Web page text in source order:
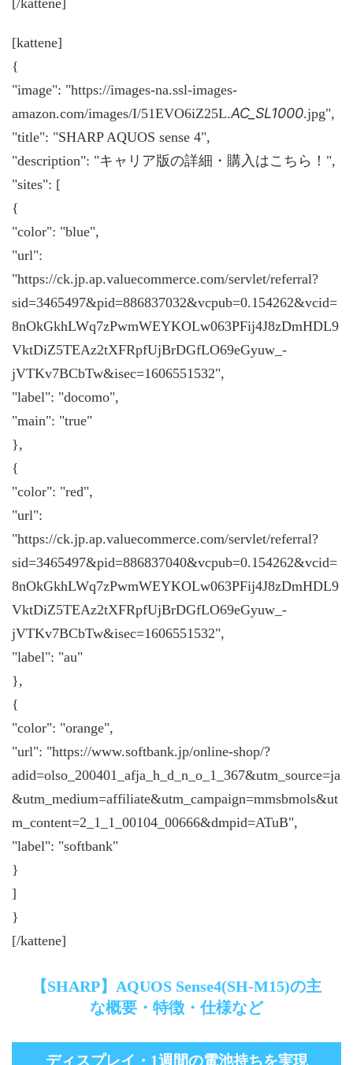
[/kattene]
[kattene]
{
"image": "https://images-na.ssl-images-
amazon.com/images/I/51EVO6iZ25L.AC_SL1000.jpg",
"title": "SHARP AQUOS sense 4",
"description": "キャリア版の詳細・購入はこちら！",
"sites": [
{
"color": "blue",
"url":
"https://ck.jp.ap.valuecommerce.com/servlet/referral?
sid=3465497&pid=886837032&vcpub=0.154262&vcid=
8nOkGkhLWq7zPwmWEYKOLw063PFij4J8zDmHDL9
VktDiZ5TEAz2tXFRpfUjBrDGfLO69eGyuw_-
jVTKv7BCbTw&isec=1606551532",
"label": "docomo",
"main": "true"
},
{
"color": "red",
"url":
"https://ck.jp.ap.valuecommerce.com/servlet/referral?
sid=3465497&pid=886837040&vcpub=0.154262&vcid=
8nOkGkhLWq7zPwmWEYKOLw063PFij4J8zDmHDL9
VktDiZ5TEAz2tXFRpfUjBrDGfLO69eGyuw_-
jVTKv7BCbTw&isec=1606551532",
"label": "au"
},
{
"color": "orange",
"url": "https://www.softbank.jp/online-shop/?
adid=olso_200401_afja_h_d_n_o_1_367&utm_source=ja
&utm_medium=affiliate&utm_campaign=mmsbmols&ut
m_content=2_1_1_00104_00666&dmpid=ATuB",
"label": "softbank"
}
]
}
[/kattene]
【SHARP】AQUOS Sense4(SH-M15)の主
な概要・特徴・仕様など
ディスプレイ・1週間の電池持ちを実現